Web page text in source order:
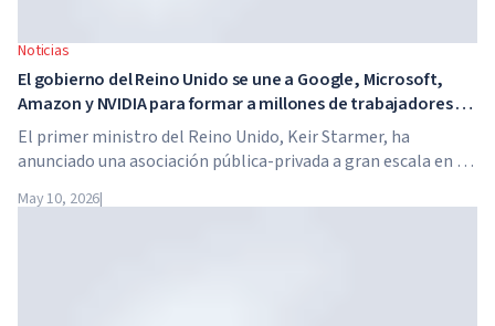
Noticias
El gobierno del Reino Unido se une a Google, Microsoft,
Amazon y NVIDIA para formar a millones de trabajadores en
habilidades de IA
El primer ministro del Reino Unido, Keir Starmer, ha
anunciado una asociación pública-privada a gran escala en el
Amazon y NVIDIA, junto con el gobierno, lanzan un
May 10, 2026|